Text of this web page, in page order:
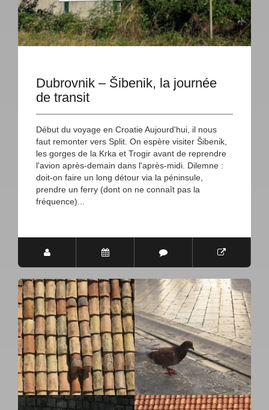
Dubrovnik – Šibenik, la journée
de transit
Début du voyage en Croatie Aujourd'hui, il nous
faut remonter vers Split. On espère visiter Šibenik,
les gorges de la Krka et Trogir avant de reprendre
l'avion après-demain dans l'après-midi. Dilemne :
doit-on faire un long détour via la péninsule,
prendre un ferry (dont on ne connaît pas la
fréquence)...